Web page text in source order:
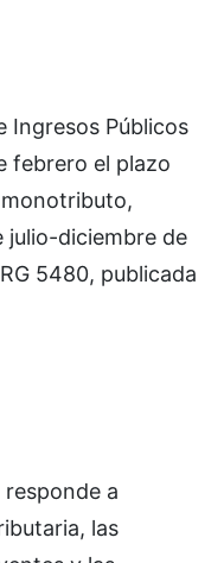
Ingresos Públicos
febrero el plazo
julio-diciembre de
5480, publicada
a
las